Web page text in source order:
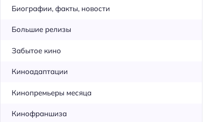
Биографии, факты, новости
Большие релизы
Забытое кино
Киноадаптации
Кинопремьеры месяца
Кинофраншиза